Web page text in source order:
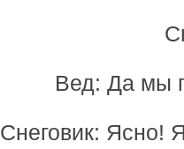
Вед: Да мы
Снеговик: Ясно!